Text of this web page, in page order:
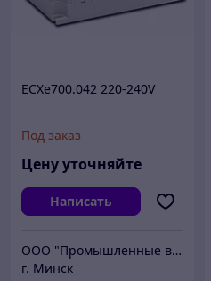
ECXe700.042 220-240V
Под заказ
Цену уточняйте
Написать
ООО "Промышленные вентиляторы и компоненты"
г. Минск